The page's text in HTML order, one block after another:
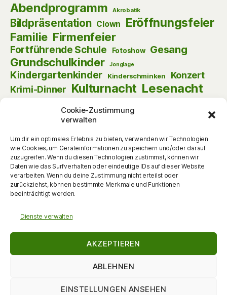
Cookie-Zustimmung
verwalten
Um dir ein optimales Erlebnis zu bieten, verwenden wir Technologien
wie Cookies, um Geräteinformationen zu speichern und/oder darauf
zuzugreifen. Wenn du diesen Technologien zustimmst, können wir
Daten wie das Surfverhalten oder eindeutige IDs auf dieser Website
verarbeiten. Wenn du deine Zustimmung nicht erteilst oder
zurückziehst, können bestimmte Merkmale und Funktionen
beeinträchtigt werden.
Dienste verwalten
AKZEPTIEREN
ABLEHNEN
EINSTELLUNGEN ANSEHEN
Abendprogramm Akrobatik
Bildpräsentation Clown Eröffnungsfeier
Familie Firmenfeier
Fortführende Schule Fotoshow Gesang
Grundschulkinder Jonglage
Kindergartenkinder Kinderschminken Konzert
Krimi-Dinner Kulturnacht Lesenacht
Pantomime Puppentheater
Szenische Lesung
Tag der offenen Tür Tanz Theater
Themenabend Vernissage Vorlesen
Vorschulkinder Vortrag Vortrag Walking Act
Weihnachten Werkstattgespräch Zauberei
zum Mitmachen
DieKulturMacherin